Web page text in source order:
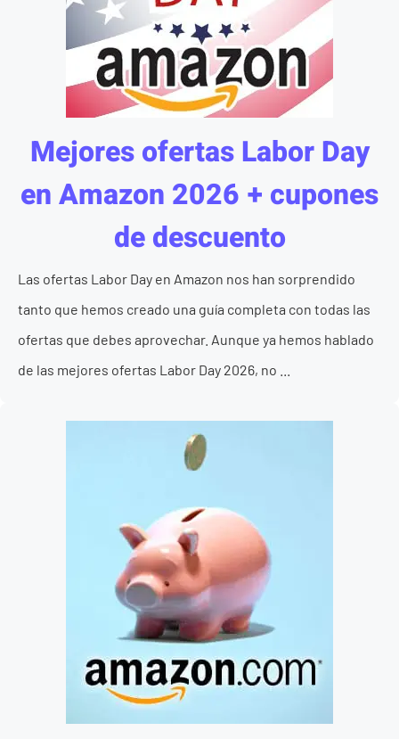
Mejores ofertas Labor Day
en Amazon 2026 + cupones
de descuento
Las ofertas Labor Day en Amazon nos han sorprendido
tanto que hemos creado una guía completa con todas las
ofertas que debes aprovechar. Aunque ya hemos hablado
de las mejores ofertas Labor Day 2026, no ...